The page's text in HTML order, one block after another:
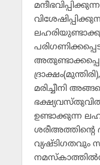
മരിച്ചീനി
ഉണ്ടാക്കുന്ന
ശരീഅത്തിന്റെ
വ്യഷ്ടിഗതവും